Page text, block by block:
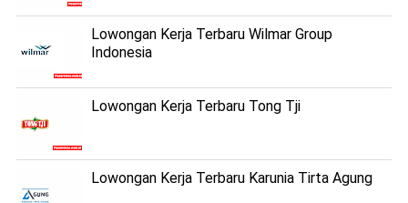
Lowongan Kerja Terbaru Wilmar Group
Indonesia
Lowongan Kerja Terbaru Tong Tji
Lowongan Kerja Terbaru Karunia Tirta Agung